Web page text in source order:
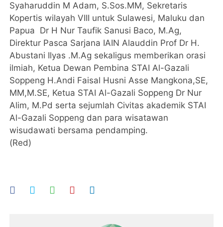
Syaharuddin M Adam, S.Sos.MM, Sekretaris
Kopertis wilayah VIII untuk Sulawesi, Maluku dan
Papua Dr H Nur Taufik Sanusi Baco, M.Ag,
Direktur Pasca Sarjana IAIN Alauddin Prof Dr H.
Abustani Ilyas .M.Ag sekaligus memberikan orasi
ilmiah, Ketua Dewan Pembina STAI Al-Gazali
Soppeng H.Andi Faisal Husni Asse Mangkona,SE,
MM,M.SE, Ketua STAI Al-Gazali Soppeng Dr Nur
Alim, M.Pd serta sejumlah Civitas akademik STAI
Al-Gazali Soppeng dan para wisatawan
wisudawati bersama pendamping.
(Red)